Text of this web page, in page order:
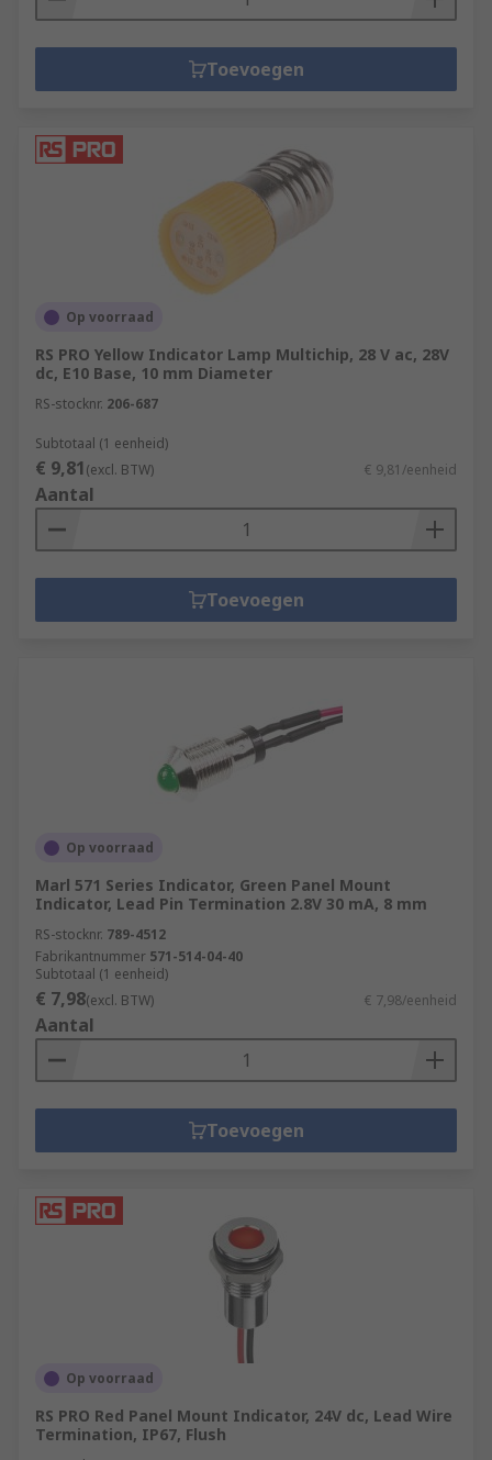
Toevoegen
Op voorraad
RS PRO Yellow Indicator Lamp Multichip, 28 V ac, 28V
dc, E10 Base, 10 mm Diameter
RS-stocknr. 206-687
Subtotaal (1 eenheid)
€ 9,81(excl. BTW) € 9,81/eenheid
Aantal
Toevoegen
Op voorraad
Marl 571 Series Indicator, Green Panel Mount
Indicator, Lead Pin Termination 2.8V 30 mA, 8 mm
RS-stocknr. 789-4512
Fabrikantnummer 571-514-04-40
Subtotaal (1 eenheid)
€ 7,98(excl. BTW) € 7,98/eenheid
Aantal
Toevoegen
Op voorraad
RS PRO Red Panel Mount Indicator, 24V dc, Lead Wire
Termination, IP67, Flush